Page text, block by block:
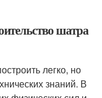
шатра
легко, но
знаний. В